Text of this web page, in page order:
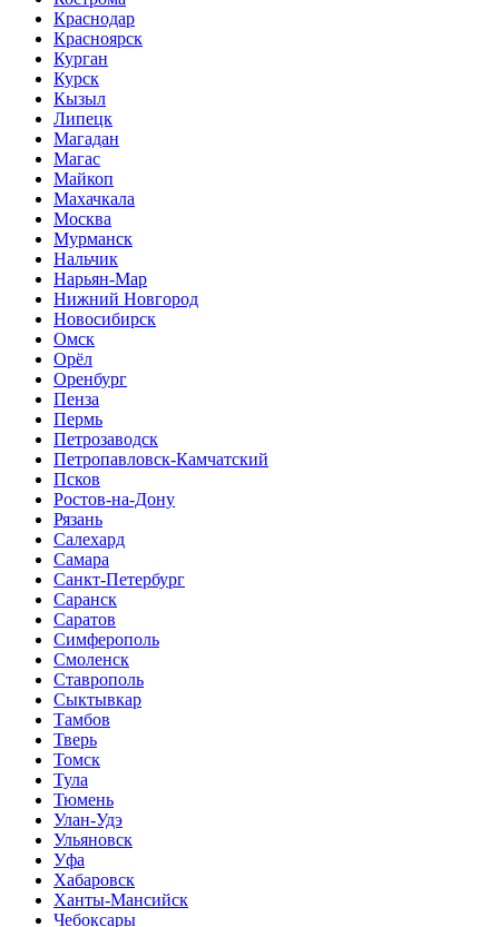
Краснодар
Красноярск
Курган
Курск
Кызыл
Липецк
Магадан
Магас
Майкоп
Махачкала
Москва
Мурманск
Нальчик
Нарьян-Мар
Нижний Новгород
Новосибирск
Омск
Орёл
Оренбург
Пенза
Пермь
Петрозаводск
Петропавловск-Камчатский
Псков
Ростов-на-Дону
Рязань
Салехард
Самара
Санкт-Петербург
Саранск
Саратов
Симферополь
Смоленск
Ставрополь
Сыктывкар
Тамбов
Тверь
Томск
Тула
Тюмень
Улан-Удэ
Ульяновск
Уфа
Хабаровск
Ханты-Мансийск
Чебоксары